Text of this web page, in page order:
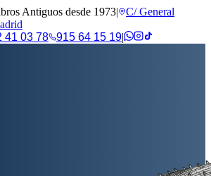
Antiguos desde 1973|
C/ General
41 03 78 915 64 15 19|